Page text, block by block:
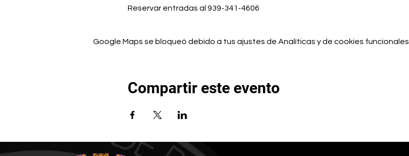
Reservar entradas al 939-341-4606
Google Maps se bloqueó debido a tus ajustes de Analíticas y de cookies funcionales.
Compartir este evento